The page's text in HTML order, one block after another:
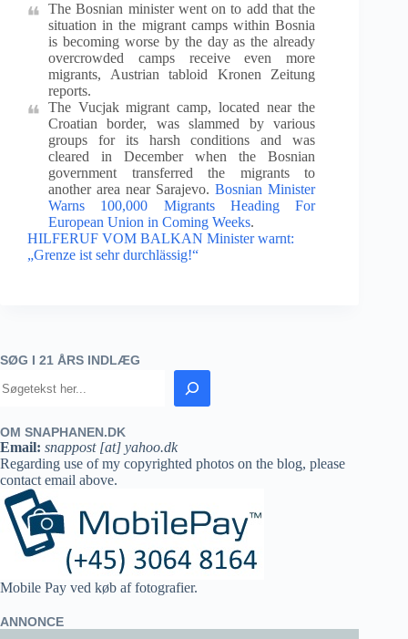
The Bosnian minister went on to add that the
situation in the migrant camps within Bosnia
is becoming worse by the day as the already
overcrowded camps receive even more
migrants, Austrian tabloid Kronen Zeitung
reports.
The Vucjak migrant camp, located near the
Croatian border, was slammed by various
groups for its harsh conditions and was
cleared in December when the Bosnian
government transferred the migrants to
another area near Sarajevo.Bosnian Minister
Warns 100,000 Migrants Heading For
European Union in Coming Weeks.
HILFERUF VOM BALKAN Minister warnt:
„Grenze ist sehr durchlässig!“
SØG I 21 ÅRS INDLÆG
OM SNAPHANEN.DK
Email: snappost [at] yahoo.dk
Regarding use of my copyrighted photos on the blog, please
contact email above.
Mobile Pay ved køb af fotografier.
ANNONCE